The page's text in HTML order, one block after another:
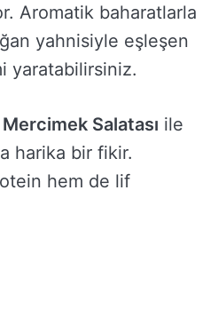
Aromatik baharatlarla
yahnisiyle eşleşen
yaratabilirsiniz.
Salatası ile
harika bir fikir.
hem de lif